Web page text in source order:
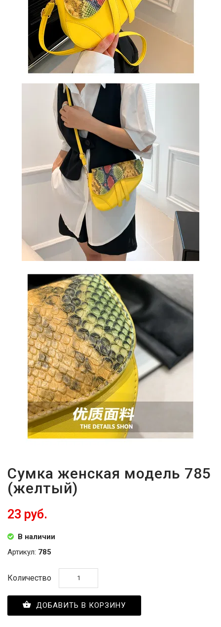
Сумка женская модель 785
(желтый)
23 руб.
В наличии
Артикул: 785
Количество
ДОБАВИТЬ В КОРЗИНУ